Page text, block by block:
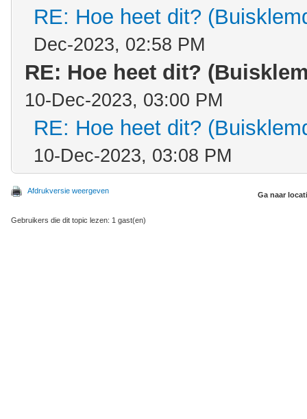
RE: Hoe heet dit?
Dec-2023, 02:58 PM
RE: Hoe heet dit?
10-Dec-2023, 03:00 PM
RE: Hoe heet dit?
10-Dec-2023, 03:08 PM
Afdrukversie weergeven Ga naar
Gebruikers die dit topic lezen: 1 gast(en)